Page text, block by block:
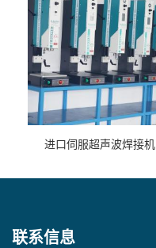
进口伺服超声波焊接机
联系信息